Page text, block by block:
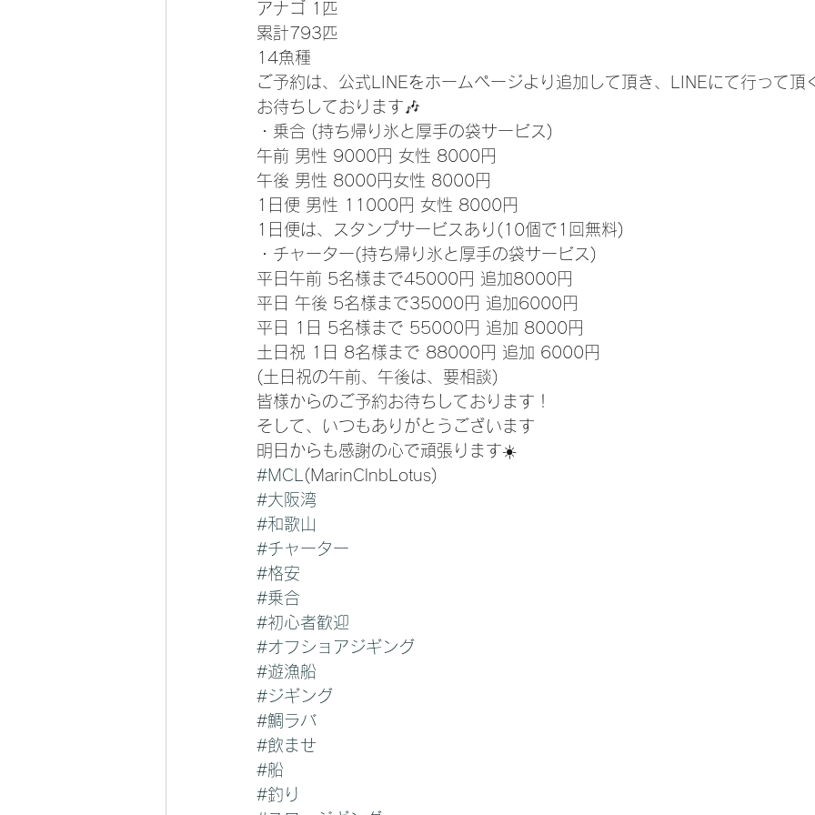
アナゴ 1匹
累計793匹
14魚種
ご予約は、公式LINEをホームページより追加して頂き、LINEにて行って頂
お待ちしております🎶
・乗合 (持ち帰り氷と厚手の袋サービス)
午前 男性 9000円 女性 8000円
午後 男性 8000円女性 8000円
1日便 男性 11000円 女性 8000円
1日便は、スタンプサービスあり(10個で1回無料)
・チャーター(持ち帰り氷と厚手の袋サービス)
平日午前 5名様まで45000円 追加8000円
平日 午後 5名様まで35000円 追加6000円
平日 1日 5名様まで 55000円 追加 8000円
土日祝 1日 8名様まで 88000円 追加 6000円
(土日祝の午前、午後は、要相談)
皆様からのご予約お待ちしております！
そして、いつもありがとうございます
明日からも感謝の心で頑張ります☀️
#MCL
(MarinClnbLotus)
#大阪湾
#和歌山
#チャーター
#格安
#乗合
#初心者歓迎
#オフショアジギング
#遊漁船
#ジギング
#鯛ラバ
#飲ませ
#船
#釣り